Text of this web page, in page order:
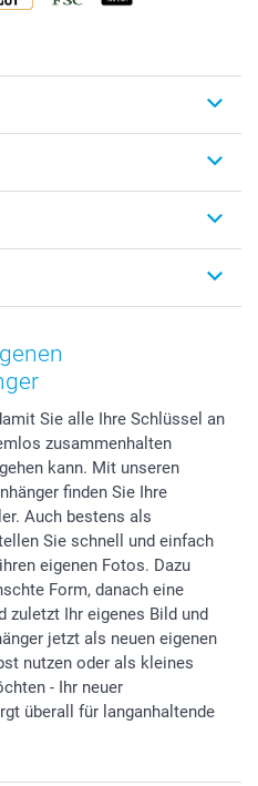
Poster
Sie alle Ihre Schlüssel an
zusammenhalten
kann. Mit unseren
finden Sie Ihre
Auch bestens als
Sie schnell und einfach
eigenen Fotos. Dazu
Form, danach eine
zuletzt Ihr eigenes Bild und
jetzt als neuen eigenen
nutzen oder als kleines
- Ihr neuer
überall für langanhaltende